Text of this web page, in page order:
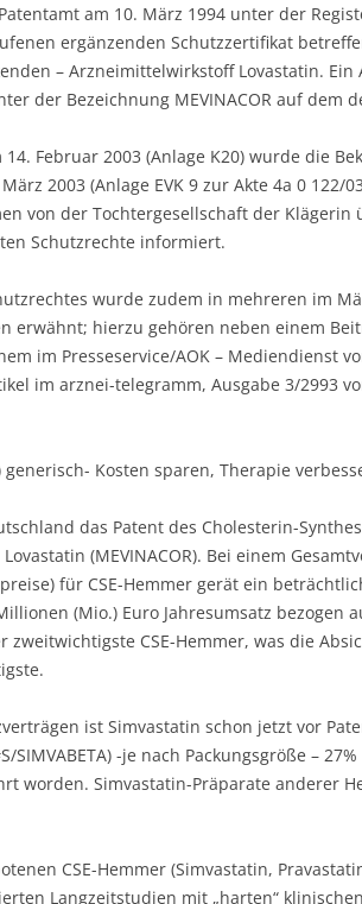
am 10. März 1994 unter der
ergänzenden Schutzzertifikat
– Arzneimittelwirkstoff Lovastatin.
der Bezeichnung MEVINACOR auf dem
Februar 2003 (Anlage K20) wurde die
2003 (Anlage EVK 9 zur Akte 4a 0 122/
von der Tochtergesellschaft der
Schutzrechte informiert.
wurde zudem in mehreren im
erwähnt; hierzu gehören neben einem
im Presseservice/AOK – Mediendienst
im arznei-telegramm, Ausgabe 3/2993
generisch- Kosten sparen, Therapie
das Patent des Cholesterin-
(MEVINACOR). Bei einem
für CSE-Hemmer gerät ein
(Mio.) Euro Jahresumsatz bezogen
zweitwichtigste CSE-Hemmer, was die
ist Simvastatin schon jetzt vor
SIMVABETA) -je nach Packungsgröße –
worden. Simvastatin-Präparate anderer
CSE-Hemmer (Simvastatin,
Langzeitstudien mit „harten“